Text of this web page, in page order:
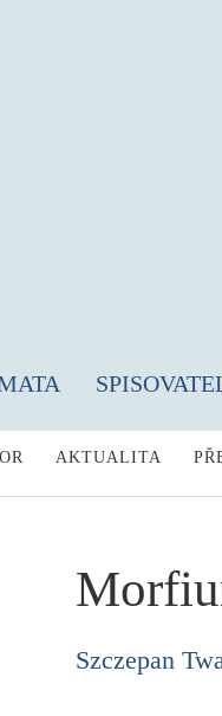
AKTUALITA
Szczepan